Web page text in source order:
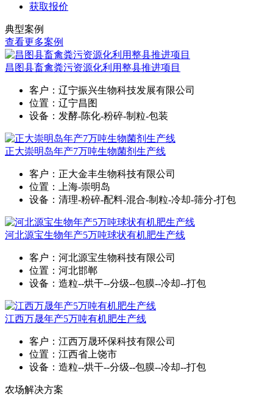
获取报价
典型案例
查看更多案例
昌图县畜禽粪污资源化利用整县推进项目
客户：辽宁振兴生物科技发展有限公司
位置：辽宁昌图
设备：发酵-陈化-粉碎-制粒-包装
正大崇明岛年产7万吨生物菌剂生产线
客户：正大金丰生物科技有限公司
位置：上海-崇明岛
设备：清理-粉碎-配料-混合-制粒-冷却-筛分-打包
河北源宝生物年产5万吨球状有机肥生产线
客户：河北源宝生物科技有限公司
位置：河北邯郸
设备：造粒--烘干--分级--包膜--冷却--打包
江西万晟年产5万吨有机肥生产线
客户：江西万晟环保科技有限公司
位置：江西省上饶市
设备：造粒--烘干--分级--包膜--冷却--打包
农场解决方案